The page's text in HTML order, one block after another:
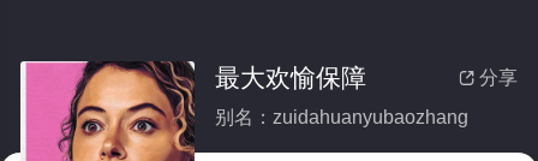
 分享
最大欢愉保障
别名：zuidahuanyubaozhang